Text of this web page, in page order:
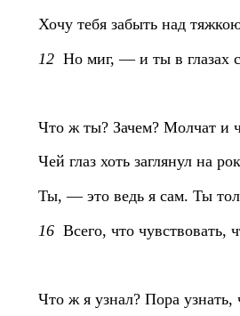
Хочу тебя забыть над
12Но миг, — и ты в глазах с
Что ж ты? Зачем? Молчат и
Чей глаз хоть заглянул на
Ты, — это ведь я сам. Ты
16Всего, что чувствовать,
Что ж я узнал? Пора узнать,